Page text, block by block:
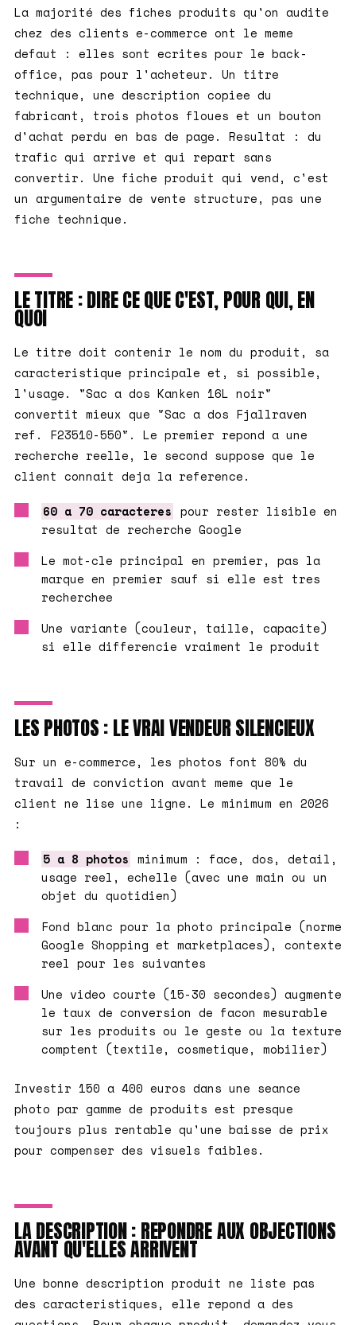
La majorité des fiches produits qu'on audite
chez des clients e-commerce ont le meme
defaut : elles sont ecrites pour le back-
office, pas pour l'acheteur. Un titre
technique, une description copiee du
fabricant, trois photos floues et un bouton
d'achat perdu en bas de page. Resultat : du
trafic qui arrive et qui repart sans
convertir. Une fiche produit qui vend, c'est
un argumentaire de vente structure, pas une
fiche technique.
LE TITRE : DIRE CE QUE C'EST, POUR QUI, EN
QUOI
Le titre doit contenir le nom du produit, sa
caracteristique principale et, si possible,
l'usage. "Sac a dos Kanken 16L noir"
convertit mieux que "Sac a dos Fjallraven
ref. F23510-550". Le premier repond a une
recherche reelle, le second suppose que le
client connait deja la reference.
60 a 70 caracteres pour rester lisible en
resultat de recherche Google
Le mot-cle principal en premier, pas la
marque en premier sauf si elle est tres
recherchee
Une variante (couleur, taille, capacite)
si elle differencie vraiment le produit
LES PHOTOS : LE VRAI VENDEUR SILENCIEUX
Sur un e-commerce, les photos font 80% du
travail de conviction avant meme que le
client ne lise une ligne. Le minimum en 2026
:
5 a 8 photos minimum : face, dos, detail,
usage reel, echelle (avec une main ou un
objet du quotidien)
Fond blanc pour la photo principale (norme
Google Shopping et marketplaces), contexte
reel pour les suivantes
Une video courte (15-30 secondes) augmente
le taux de conversion de facon mesurable
sur les produits ou le geste ou la texture
comptent (textile, cosmetique, mobilier)
Investir 150 a 400 euros dans une seance
photo par gamme de produits est presque
toujours plus rentable qu'une baisse de prix
pour compenser des visuels faibles.
LA DESCRIPTION : REPONDRE AUX OBJECTIONS
AVANT QU'ELLES ARRIVENT
Une bonne description produit ne liste pas
des caracteristiques, elle repond a des